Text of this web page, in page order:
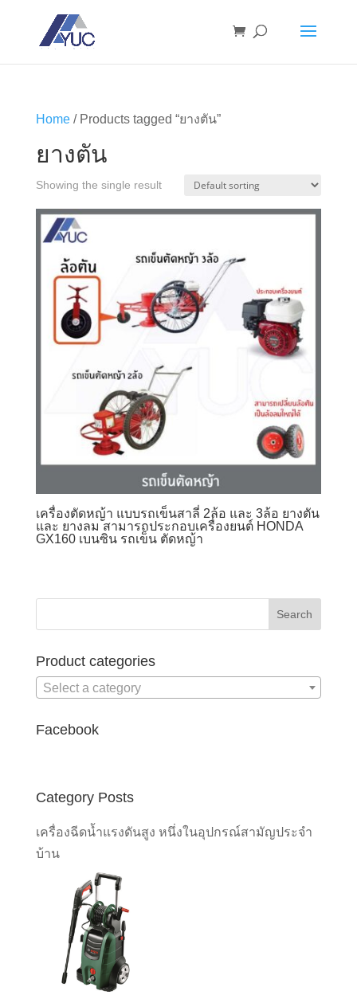
Home/ Products tagged “ยางตัน”
ยางตัน
Showing the single result
เครื่องตัดหญ้า แบบรถเข็นสาลี่ 2ล้อ และ 3ล้อ ยางตัน
และ ยางลม สามารถประกอบเครื่องยนต์ HONDA
GX160 เบนซิน รถเข็น ตัดหญ้า
Product categories
Select a category
Facebook
Category Posts
เครื่องฉีดน้ำแรงดันสูง หนึ่งในอุปกรณ์สามัญประจำ
บ้าน